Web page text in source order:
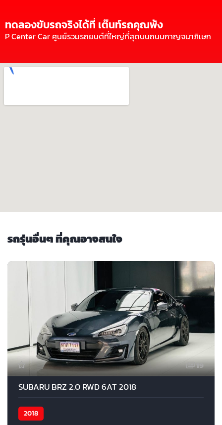
ทดลองขับรถจริงได้ที่ เต๊นท์รถคุณพ้ง
P Center Car ศูนย์รวมรถยนต์ที่ใหญ่ที่สุดบนถนนกาญจนาภิเษก
รถรุ่นอื่นๆ ที่คุณอาจสนใจ
19
SUBARU BRZ 2.0 RWD 6AT 2018
2018